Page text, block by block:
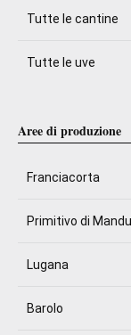
Tutte le cantine
Tutte le uve
Aree di produzione
Franciacorta
Primitivo di
Lugana
Barolo